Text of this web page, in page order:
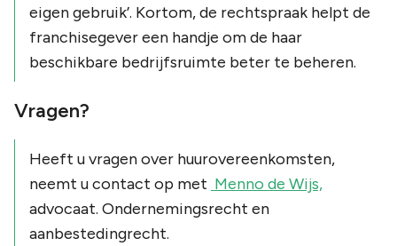
eigen gebruik’. Kortom, de rechtspraak helpt de
franchisegever een handje om de haar
beschikbare bedrijfsruimte beter te beheren.
Vragen?
Heeft u vragen over huurovereenkomsten,
neemt u contact op met Menno de Wijs,
advocaat. Ondernemingsrecht en
aanbestedingrecht.